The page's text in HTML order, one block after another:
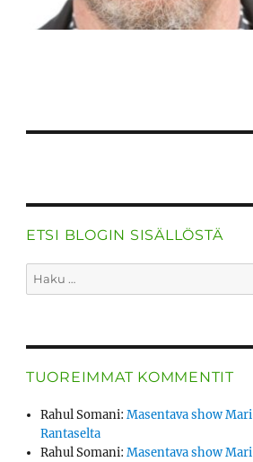
ETSI BLOGIN SISÄLLÖSTÄ
Etsi:
TUOREIMMAT KOMMENTIT
Rahul Somani:Masentava show Mari
Rantaselta
Rahul Somani:Masentava show Mari